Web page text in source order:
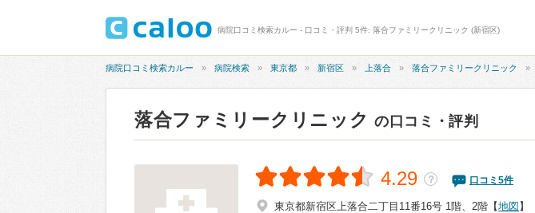
病院口コミ検索カルー - 口コミ・評判 5件: 落合ファミリークリニック (新宿区)
病院口コミ検索カルー 病院検索 東京都 新宿区 上落合 落合ファミリークリニック
落合ファミリークリニック の口コミ・評判
4.29 ？ 口コミ 5件
東京都新宿区上落合二丁目11番16号 1階、2階 【地図 】